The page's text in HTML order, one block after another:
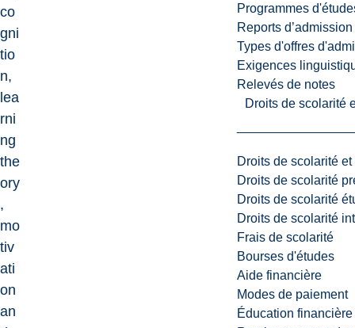
Programmes
Reports d’admission
Types d'offres
Exigences
Relevés de notes
Droits de scolarité
Droits de scolarité
Droits de scolarité
Droits de scolarité
Droits de scolarité
Frais de scolarité
Bourses d'études
Aide financière
Modes de paiement
Éducation financière
co
gni
tio
n,
lea
rni
ng
the
ory
,
mo
tiv
ati
on
an